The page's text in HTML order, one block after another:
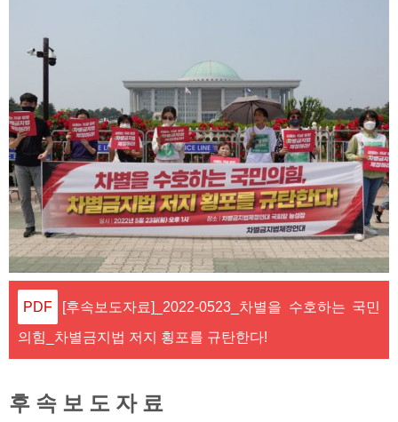
[후속보도자료]_2022-0523_차별을 수호하는 국민
의힘_차별금지법 저지 횡포를 규탄한다!
후 속 보 도 자 료